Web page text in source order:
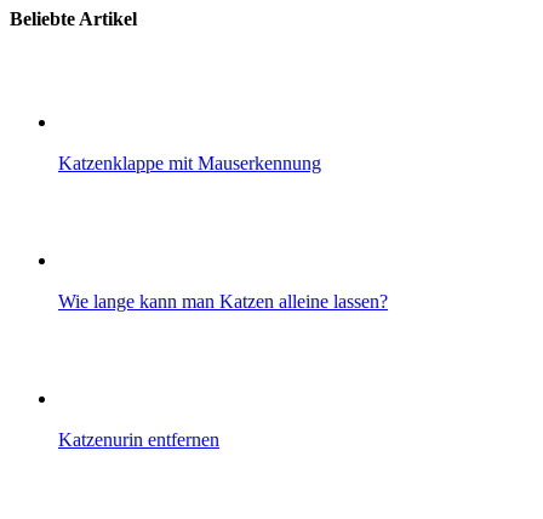
Beliebte Artikel
Katzenklappe mit Mauserkennung
Wie lange kann man Katzen alleine lassen?
Katzenurin entfernen